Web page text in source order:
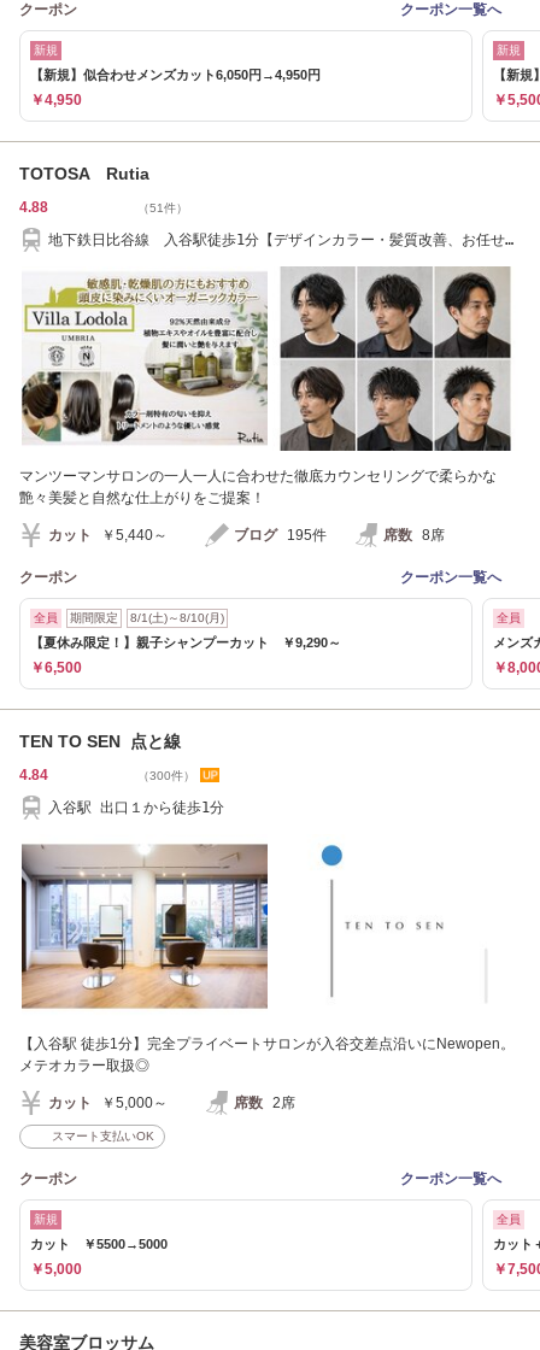
クーポン クーポン一覧へ
新規
【新規】似合わせメンズカット6,050円→4,950円
￥4,950
新規
【新
￥
TOTOSA Rutia
4.88 （51件）
地下鉄日比谷線 入谷駅徒歩1分【デザインカラー・髪質改善、お任せく
マンツーマンサロンの一人一人に合わせた徹底カウンセリングで柔らかな
艶々美髪と自然な仕上がりをご提案！
カット ￥5,440～ ブログ 195件 席数 8席
クーポン クーポン一覧へ
全員 期間限定 8/1(土)～8/10(月)
【夏休み限定！】親子シャンプーカット ￥9,290～
￥6,500
全員
メン
￥
TEN TO SEN 点と線
4.84 （300件）
入谷駅 出口１から徒歩1分
【入谷駅 徒歩1分】完全プライベートサロンが入谷交差点沿いにNewopen。
メテオカラー取扱◎
カット ￥5,000～ 席数 2席
スマート支払いOK
クーポン クーポン一覧へ
新規
カット ￥5500→5000
￥5,000
全員
カット
￥
美容室ブロッサム